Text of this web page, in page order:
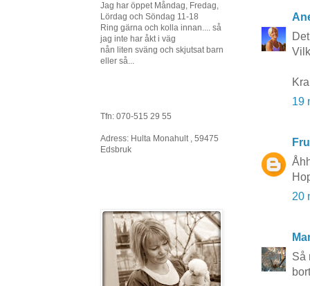
19
20
Så
Jag har öppet Måndag, Fredag,
Lördag och Söndag 11-18
Ring gärna och kolla innan.... så
jag inte har åkt i väg
nån liten sväng och skjutsat barn
eller så...
Tfn: 070-515 29 55
Adress: Hulta Monahult , 59475
Edsbruk